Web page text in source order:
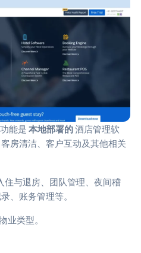
能是 本地部署的酒店管理软
房清洁、客户互动及其他相关
住与退房、团队管理、夜间稽
、账务管理等。
业类型。